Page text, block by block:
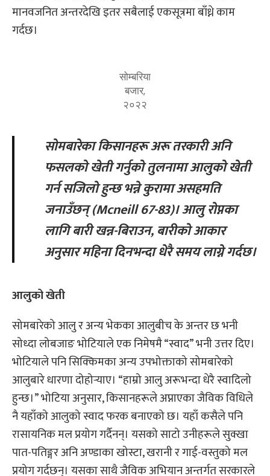
मानवजनित अन्तरदेखि इतर सबैलाई एकसूत्रमा बाँध्ने काम
गर्दछ।
सोम्बरिया
बजार,
२०२२
सोमबारेका किसानहरू अरू तरकारी अनि
फसलको खेती गर्नुको तुलनामा आलुको खेती
गर्न सजिलो हुन्छ भन्ने कुरामा असहमति
जनाउँछन् (Mcneill 67-83)। आलु रोप्नका
लागि बारी खन्न-बिराउन, बारीको आकार
अनुसार महिना दिनभन्दा धेरै समय लाग्ने गर्दछ।
आलुको खेती
सोमबारेको आलु र अन्य भेकका आलुबीच के अन्तर छ भनी
सोध्दा लोबजाङ भोटियाले एक निमेषमै “स्वाद” भनी उत्तर दिए।
भोटियाले पनि सिक्किमका अन्य उपभोक्ताको सोमबारेको
आलुबारे धारणा दोहोऱ्याए। “हाम्रो आलु अरूभन्दा धेरै स्वादिलो
हुन्छ।” भोटिया अनुसार, किसानहरूले अप्नाएका जैविक विधिले
नै यहाँको आलुको स्वाद फरक बनाएको छ। यहाँ कसैले पनि
रासायनिक मल प्रयोग गर्दैनन्। यसको साटो उनीहरूले सुक्खा
पात-पतिङ्गर अनि अण्डाका खोस्टा, खरानी र गाई-वस्तुको मल
प्रयोग गर्दछन्। यसका साथै जैविक अभियान अन्तर्गत सरकारले